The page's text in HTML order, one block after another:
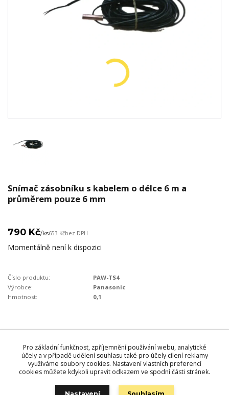
Snímač zásobníku s kabelem o délce 6 m a
průměrem pouze 6 mm
790 Kč/ks653 Kčbez DPH
Momentálně není k dispozici
Číslo produktu:
PAW-TS4
Výrobce:
Panasonic
Hmotnost:
0,1
Zboží zařazeno v kategoriích
Pro základní funkčnost, zpříjemnění používání webu, analytické
účely a v případě udělení souhlasu také pro účely cílení reklamy
využíváme soubory cookies. Nastavení vlastních preferencí
cookies můžete kdykoli upravit odkazem ve spodní části stránek.